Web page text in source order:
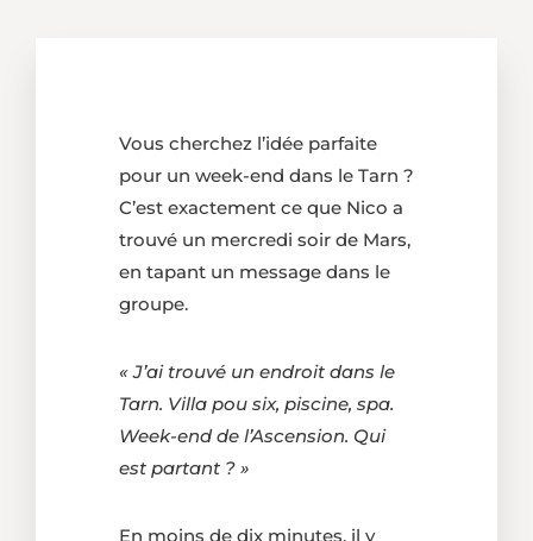
Vous cherchez l’idée parfaite
pour un week-end dans le Tarn ?
C’est exactement ce que Nico a
trouvé un mercredi soir de Mars,
en tapant un message dans le
groupe.
« J’ai trouvé un endroit dans le
Tarn. Villa pou six, piscine, spa.
Week-end de l’Ascension. Qui
est partant ? »
En moins de dix minutes, il y